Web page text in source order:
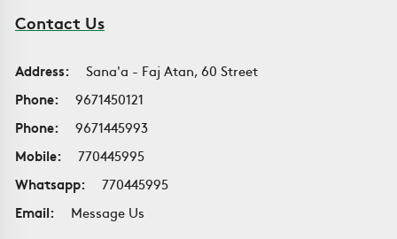
Contact Us
Address:
Sana'a - Faj Atan, 60 Street
Phone:
9671450121
Phone:
9671445993
Mobile:
770445995
Whatsapp:
770445995
Email:
Message Us